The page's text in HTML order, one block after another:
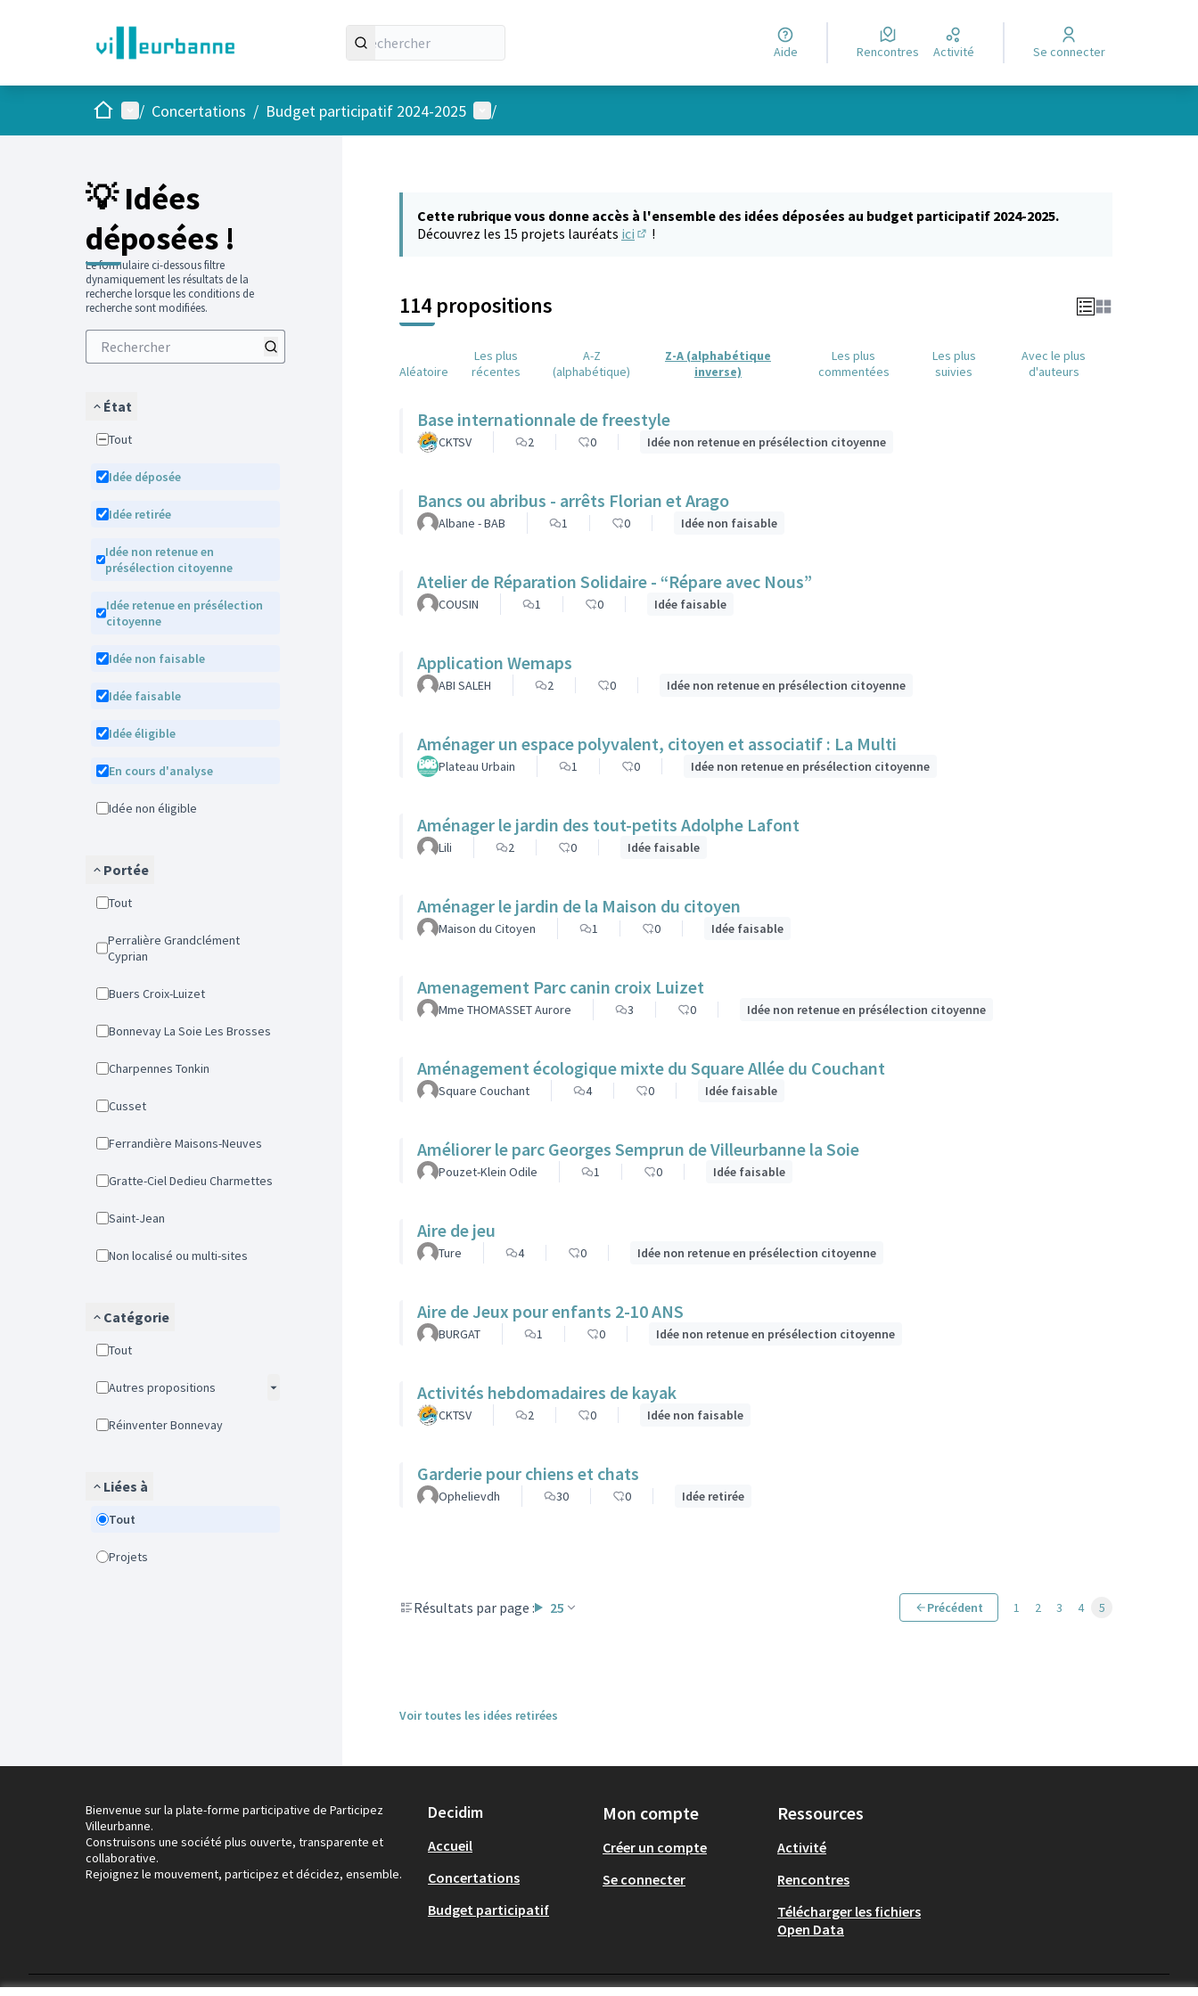
Aide Rencontres Activité Se connecter
AccueilMenu principal
/ Concertations / Budget participatif 2024-2025 Menu utilisateur
/
💡 Idées
déposées !
Le formulaire ci-dessous filtre
dynamiquement les résultats de la
recherche lorsque les conditions de
recherche sont modifiées.
État
Tout
Idée déposée
Idée retirée
Idée non retenue en
présélection citoyenne
Idée retenue en présélection
citoyenne
Idée non faisable
Idée faisable
Idée éligible
En cours d'analyse
Idée non éligible
Portée
Tout
Perralière Grandclément
Cyprian
Buers Croix-Luizet
Bonnevay La Soie Les Brosses
Charpennes Tonkin
Cusset
Ferrandière Maisons-Neuves
Gratte-Ciel Dedieu Charmettes
Saint-Jean
Non localisé ou multi-sites
Catégorie
Tout
Autres propositions
Réinventer Bonnevay
Liées à
Tout
Projets
Cette rubrique vous donne accès à l'ensemble des idées déposées au budget participatif 2024-2025.
Découvrez les 15 projets lauréats ici !
114 propositions
Aléatoire
Les plus
récentes
A-Z
(alphabétique)
Z-A (alphabétique
inverse)
Les plus
commentées
Les plus
suivies
Avec le plus
d'auteurs
Base internationnale de freestyle
CKTSV 2 0 Idée non retenue en présélection citoyenne
Bancs ou abribus - arrêts Florian et Arago
Albane - BAB 1 0 Idée non faisable
Atelier de Réparation Solidaire - “Répare avec Nous”
COUSIN 1 0 Idée faisable
Application Wemaps
ABI SALEH 2 0 Idée non retenue en présélection citoyenne
Aménager un espace polyvalent, citoyen et associatif : La Multi
Plateau Urbain 1 0 Idée non retenue en présélection citoyenne
Aménager le jardin des tout-petits Adolphe Lafont
Lili 2 0 Idée faisable
Aménager le jardin de la Maison du citoyen
Maison du Citoyen 1 0 Idée faisable
Amenagement Parc canin croix Luizet
Mme THOMASSET Aurore 3 0 Idée non retenue en présélection citoyenne
Aménagement écologique mixte du Square Allée du Couchant
Square Couchant 4 0 Idée faisable
Améliorer le parc Georges Semprun de Villeurbanne la Soie
Pouzet-Klein Odile 1 0 Idée faisable
Aire de jeu
Ture 4 0 Idée non retenue en présélection citoyenne
Aire de Jeux pour enfants 2-10 ANS
BURGAT 1 0 Idée non retenue en présélection citoyenne
Activités hebdomadaires de kayak
CKTSV 2 0 Idée non faisable
Garderie pour chiens et chats
Ophelievdh 30 0 Idée retirée
Résultats par page : 25 Précédent 1 2 3 4 5
Voir toutes les idées retirées
Bienvenue sur la plate-forme participative de Participez
Villeurbanne.
Construisons une société plus ouverte, transparente et
collaborative.
Rejoignez le mouvement, participez et décidez, ensemble.
Decidim
Accueil
Concertations
Budget participatif
Mon compte
Créer un compte
Se connecter
Ressources
Activité
Rencontres
Télécharger les fichiers
Open Data